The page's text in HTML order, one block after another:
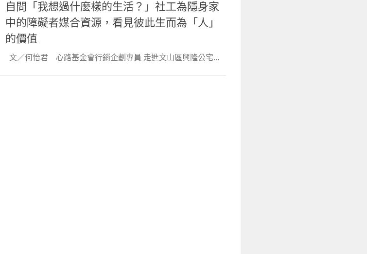
自問「我想過什麼樣的生活？」社工為隱身家
中的障礙者媒合資源，看見彼此生而為「人」
的價值
文／何怡君 心路基金會行銷企劃專員 走進文山區興隆公宅...